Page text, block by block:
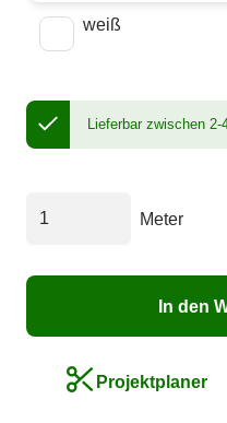
weiß
Lieferbar zwischen 2-
Meter
In den
Projektplaner